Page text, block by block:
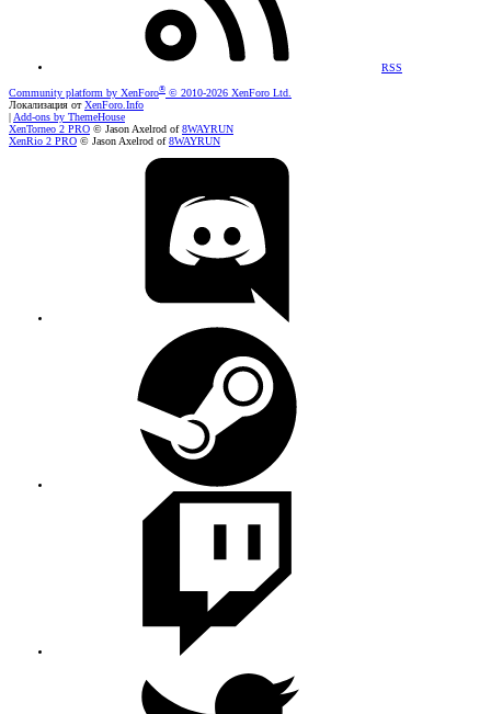
RSS
Community platform by XenForo® © 2010-2026 XenForo Ltd.
Локализация отXenForo.Info
Add-ons by ThemeHouse
XenTorneo 2 PRO © Jason Axelrod of8WAYRUN
XenRio 2 PRO © Jason Axelrod of8WAYRUN